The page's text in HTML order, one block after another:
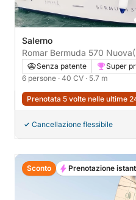
Salerno
Romar Bermuda 570 Nuova
Senza patente
Super
6 persone · 40 CV · 5.7 m
Prenotata 5 volte nelle ultime
Cancellazione flessibile
Sconto Prenotazione